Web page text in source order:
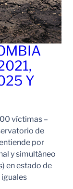
Y
víctimas –
de
por
y simultáneo
en estado de
iguales